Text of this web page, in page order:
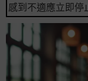
感到不適應立即停